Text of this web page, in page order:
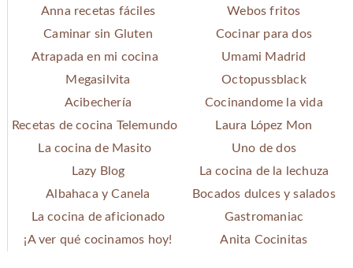
Anna recetas fáciles
Webos fritos
Caminar sin Gluten
Cocinar para dos
Atrapada en mi cocina
Umami Madrid
Megasilvita
Octopussblack
Acibechería
Cocinandome la vida
Recetas de cocina Telemundo
Laura López Mon
La cocina de Masito
Uno de dos
Lazy Blog
La cocina de la lechuza
Albahaca y Canela
Bocados dulces y salados
La cocina de aficionado
Gastromaniac
¡A ver qué cocinamos hoy!
Anita Cocinitas